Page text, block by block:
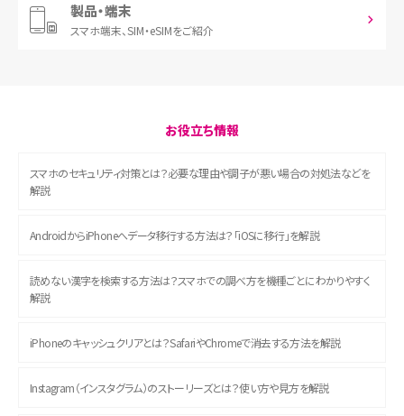
製品・端末
スマホ端末、SIM・eSIMをご紹介
お役立ち情報
スマホのセキュリティ対策とは？必要な理由や調子が悪い場合の対処法などを
解説
AndroidからiPhoneへデータ移行する方法は？「iOSに移行」を解説
読めない漢字を検索する方法は？スマホでの調べ方を機種ごとにわかりやすく
解説
iPhoneのキャッシュクリアとは？SafariやChromeで消去する方法を解説
Instagram（インスタグラム）のストーリーズとは？使い方や見方を解説